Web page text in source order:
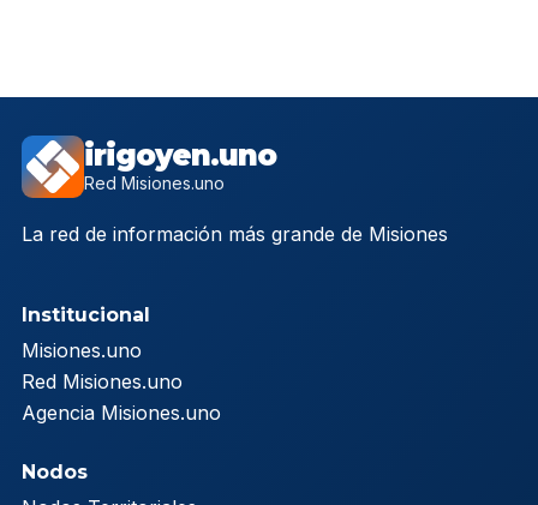
irigoyen.uno
Red Misiones.uno
La red de información más grande de Misiones
Institucional
Misiones.uno
Red Misiones.uno
Agencia Misiones.uno
Nodos